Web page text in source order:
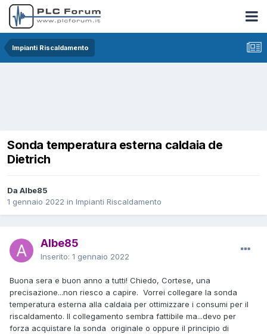
Impianti Riscaldamento
Sonda temperatura esterna caldaia de
Dietrich
Da Albe85
1 gennaio 2022 in Impianti Riscaldamento
Albe85
Inserito: 1 gennaio 2022
Buona sera e buon anno a tutti! Chiedo, Cortese, una
precisazione...non riesco a capire. Vorrei collegare la sonda
temperatura esterna alla caldaia per ottimizzare i consumi per il
riscaldamento. Il collegamento sembra fattibile ma...devo per
forza acquistare la sonda originale o oppure il principio di